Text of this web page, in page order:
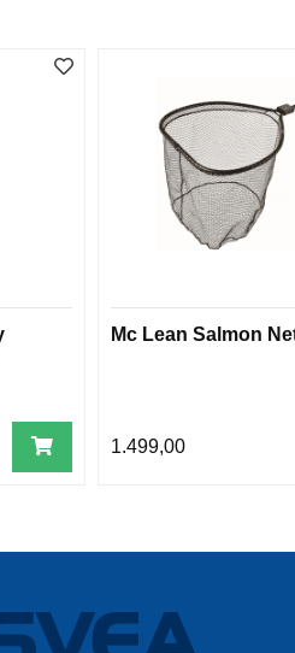
Mc Lean Salmon
1.499,00